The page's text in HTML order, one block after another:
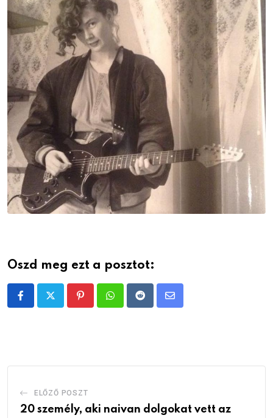
Oszd meg ezt a posztot:
PinterestWhatsappRedditShare
ELŐZŐ POSZT
20 személy, aki naivan dolgokat vett az